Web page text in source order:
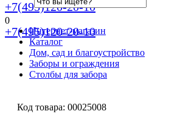
+7(495)120-20-10
0
+7(495)120-20-10
Интернет-магазин
Каталог
Дом, сад и благоустройство
Заборы и ограждения
Столбы для забора
Код товара: 00025008